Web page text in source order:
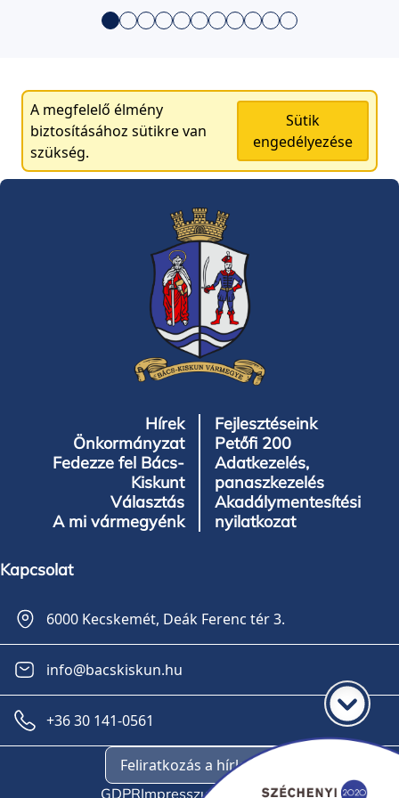
A megfelelő élmény
biztosításához sütikre van
szükség.
Sütik
engedélyezése
Hírek
Önkormányzat
Fedezze fel Bács-
Kiskunt
Választás
A mi vármegyénk
Fejlesztéseink
Petőfi 200
Adatkezelés,
panaszkezelés
Akadálymentesítési
nyilatkozat
Kapcsolat
6000 Kecskemét, Deák Ferenc tér 3.
info@bacskiskun.hu
+36 30 141-0561
Feliratkozás a hírlevélre
GDPRImpresszum Oldaltérkép